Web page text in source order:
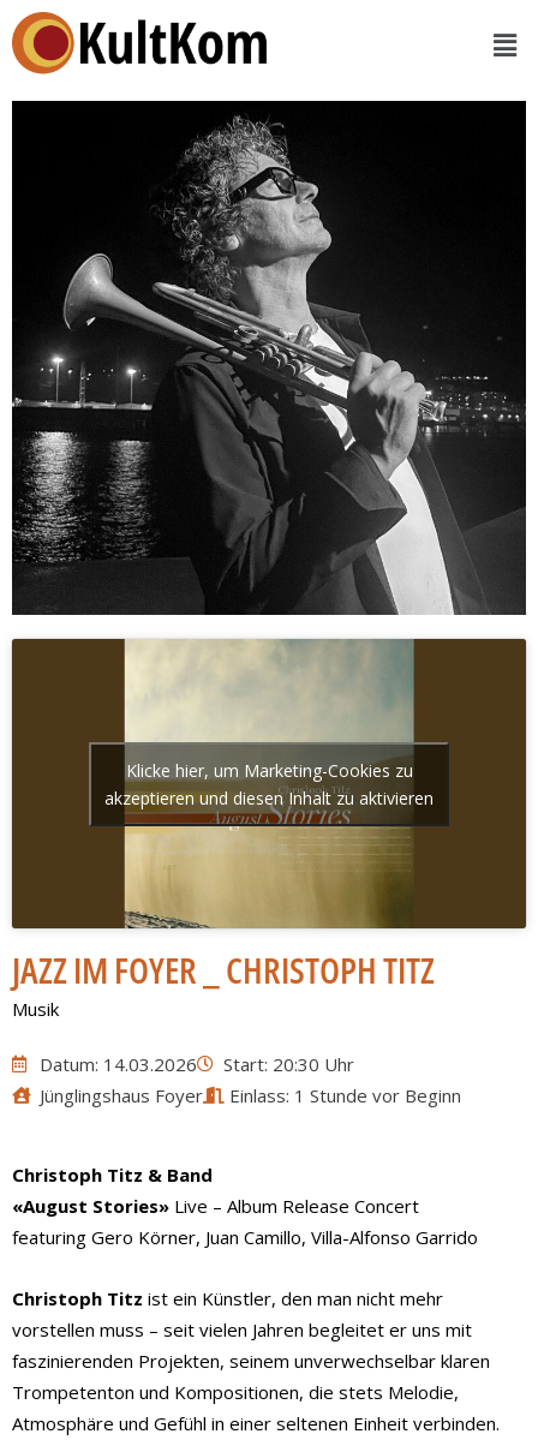
Klicke hier, um Marketing-Cookies zu
akzeptieren und diesen Inhalt zu aktivieren
JAZZ IM FOYER _ CHRISTOPH TITZ
Musik
Datum: 14.03.2026
Start: 20:30 Uhr
Jünglingshaus Foyer
Einlass: 1 Stunde vor Beginn
Christoph Titz & Band
«August Stories» Live – Album Release Concert
featuring Gero Körner, Juan Camillo, Villa-Alfonso Garrido
Christoph Titz ist ein Künstler, den man nicht mehr
vorstellen muss – seit vielen Jahren begleitet er uns mit
faszinierenden Projekten, seinem unverwechselbar klaren
Trompetenton und Kompositionen, die stets Melodie,
Atmosphäre und Gefühl in einer seltenen Einheit verbinden.